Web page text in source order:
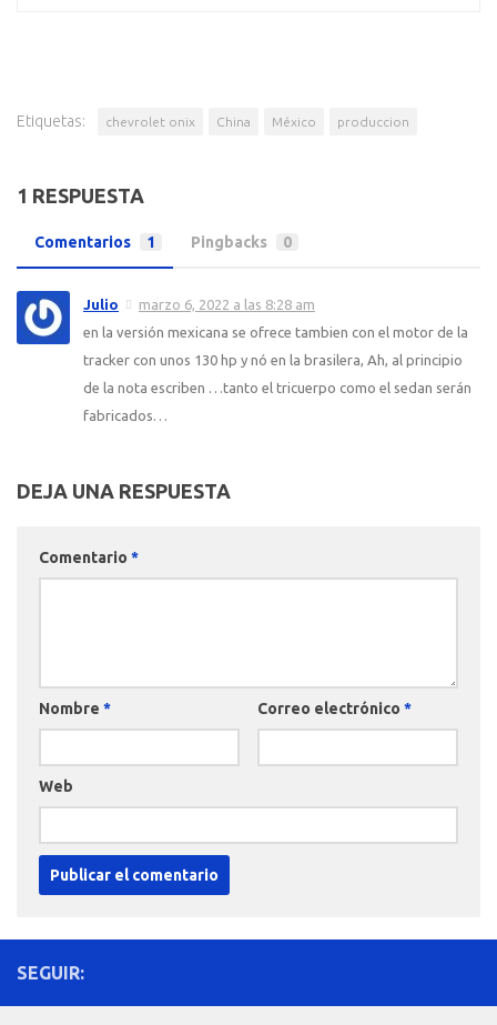
Etiquetas: chevrolet onix China México produccion
1 RESPUESTA
Comentarios 1 Pingbacks 0
Julio
marzo 6, 2022 a las 8:28 am
en la versión mexicana se ofrece tambien con el motor de la
tracker con unos 130 hp y nó en la brasilera, Ah, al principio
de la nota escriben …tanto el tricuerpo como el sedan serán
fabricados…
DEJA UNA RESPUESTA
Comentario *
Nombre * Correo electrónico *
Web
SEGUIR: